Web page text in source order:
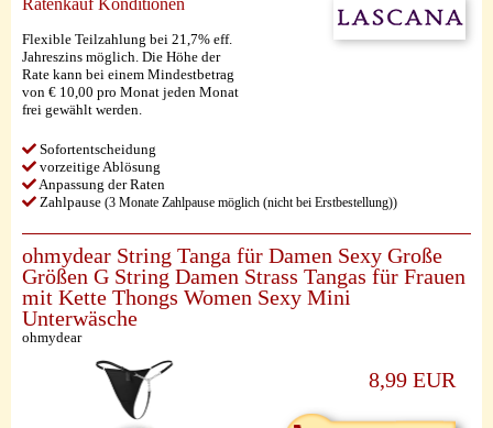
Ratenkauf Konditionen
Flexible Teilzahlung bei 21,7% eff.
Jahreszins möglich. Die Höhe der
Rate kann bei einem Mindestbetrag
von € 10,00 pro Monat jeden Monat
frei gewählt werden.
Sofortentscheidung
vorzeitige Ablösung
Anpassung der Raten
Zahlpause (3 Monate Zahlpause möglich (nicht bei Erstbestellung))
ohmydear String Tanga für Damen Sexy Große
Größen G String Damen Strass Tangas für Frauen
mit Kette Thongs Women Sexy Mini
Unterwäsche
ohmydear
8,99 EUR